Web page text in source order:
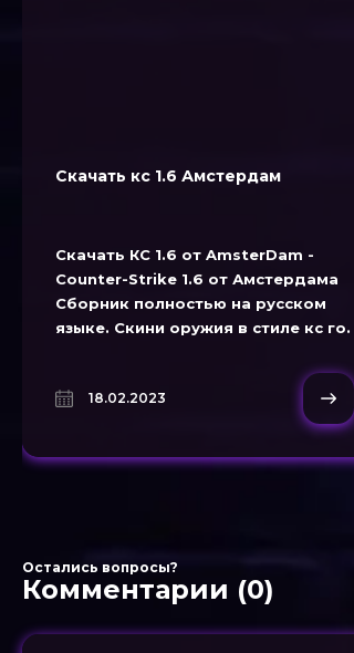
Скачать кс 1.6 Амстердам
Скачать КС 1.6 от AmsterDam -
Counter-Strike 1.6 от Амстердама
Сборник полностью на русском
языке. Скини оружия в стиле кс го.
GSClient. Скачать бесплатно контр
страйк 1.6
18.02.2023
Остались вопросы?
Комментарии (0)